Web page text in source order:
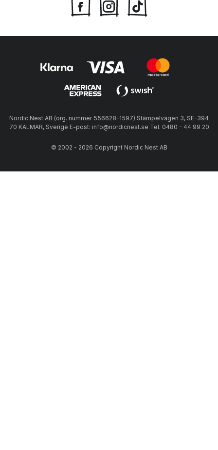
Nordic Nest AB (org. nummer 556628-1597) Stämpelvägen 3, SE-394
70 KALMAR, Sverige E-post: info@nordicnest.se Tel. 0480 - 44 99 20
© 2002 - 2026 Copyright Nordic Nest AB